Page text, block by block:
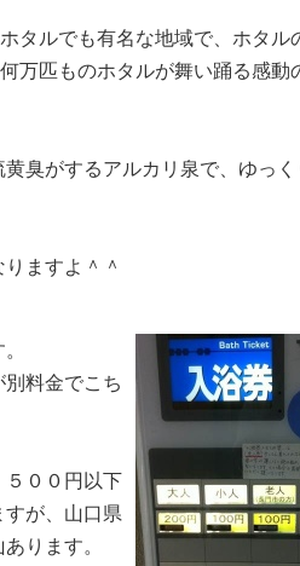
タルでも有名な地域で、ホタル
万匹ものホタルが舞い踊る感動
臭がするアルカリ泉で、ゆっ
ますよ＾＾
料金でこち
５００円以下
が、山口県
ります。